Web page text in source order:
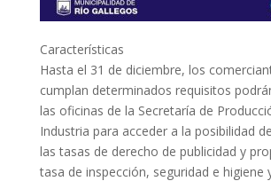
Características
Hasta el 31 de diciembre, los
cumplan determinados requisitos
las oficinas de la Secretaría de
Industria para acceder a la posibilidad
las tasas de derecho de publicidad y
tasa de inspección, seguridad e higiene